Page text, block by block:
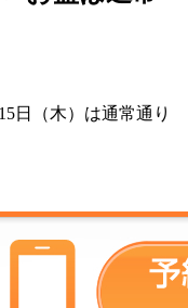
日（木）は通常通り